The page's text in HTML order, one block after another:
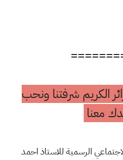
الكريم شرفتنا ونحب
معنا
الرسمية للاستاذ احمد